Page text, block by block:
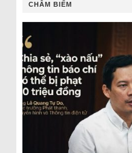
CHÂM BIẾM